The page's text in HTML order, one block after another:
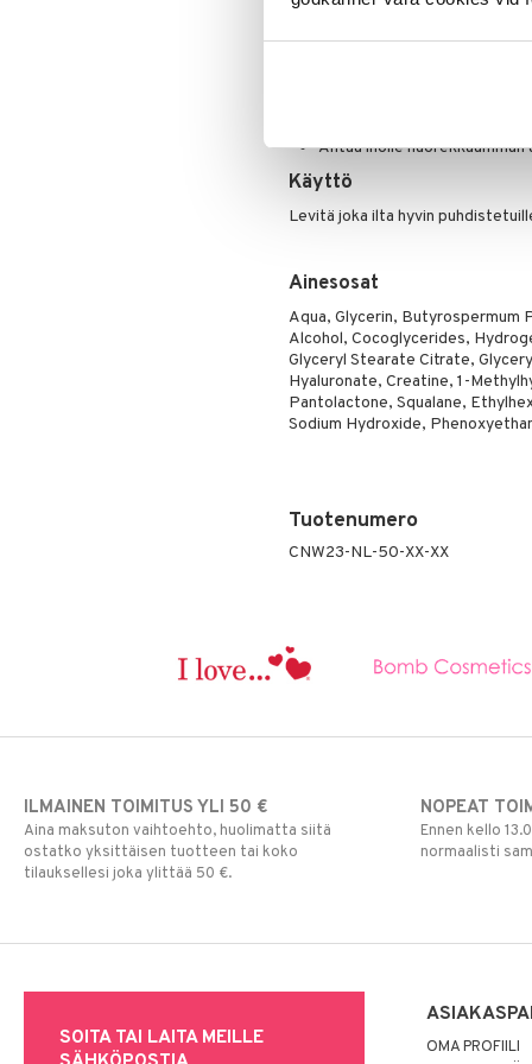
Antaa iholle nuorekkaamman
Käyttö
Levitä joka ilta hyvin
Ainesosat
Aqua, Glycerin, Butyrospermum
Alcohol, Cocoglycerides,
Glyceryl Stearate Citrate,
Hyaluronate, Creatine, 1-
Pantolactone, Squalane,
Sodium Hydroxide,
Tuotenumero
CNW23-NL-50-XX-XX
ILMAINEN TOIMITUS YLI 50 €
Aina maksuton vaihtoehto, huolimatta siitä
ostatko yksittäisen tuotteen tai koko
tilauksellesi joka ylittää 50 €.
NOPEAT
Ennen kello
normaalisti
SOITA TAI LAITA MEILLE
OMA PROFIILI